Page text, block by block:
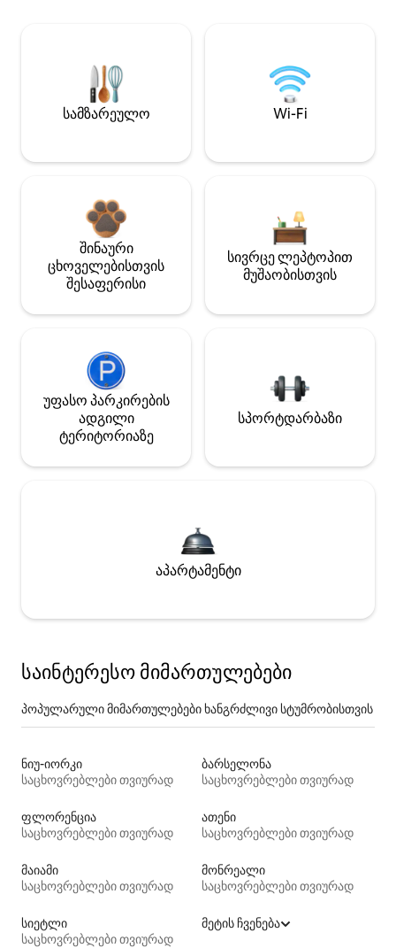
სამზარეულო Wi-Fi
შინაური
ცხოველებისთვის
შესაფერისი
სივრცე ლეპტოპით
მუშაობისთვის
უფასო პარკირების
ადგილი
ტერიტორიაზე
სპორტდარბაზი
აპარტამენტი
საინტერესო მიმართულებები
პოპულარული მიმართულებები ხანგრძლივი სტუმრობისთვის
ნიუ-იორკი
საცხოვრებლები თვიურად
ბარსელონა
საცხოვრებლები თვიურად
ფლორენცია
საცხოვრებლები თვიურად
ათენი
საცხოვრებლები თვიურად
მაიამი
საცხოვრებლები თვიურად
მონრეალი
საცხოვრებლები თვიურად
სიეტლი
საცხოვრებლები თვიურად
მეტის ჩვენება